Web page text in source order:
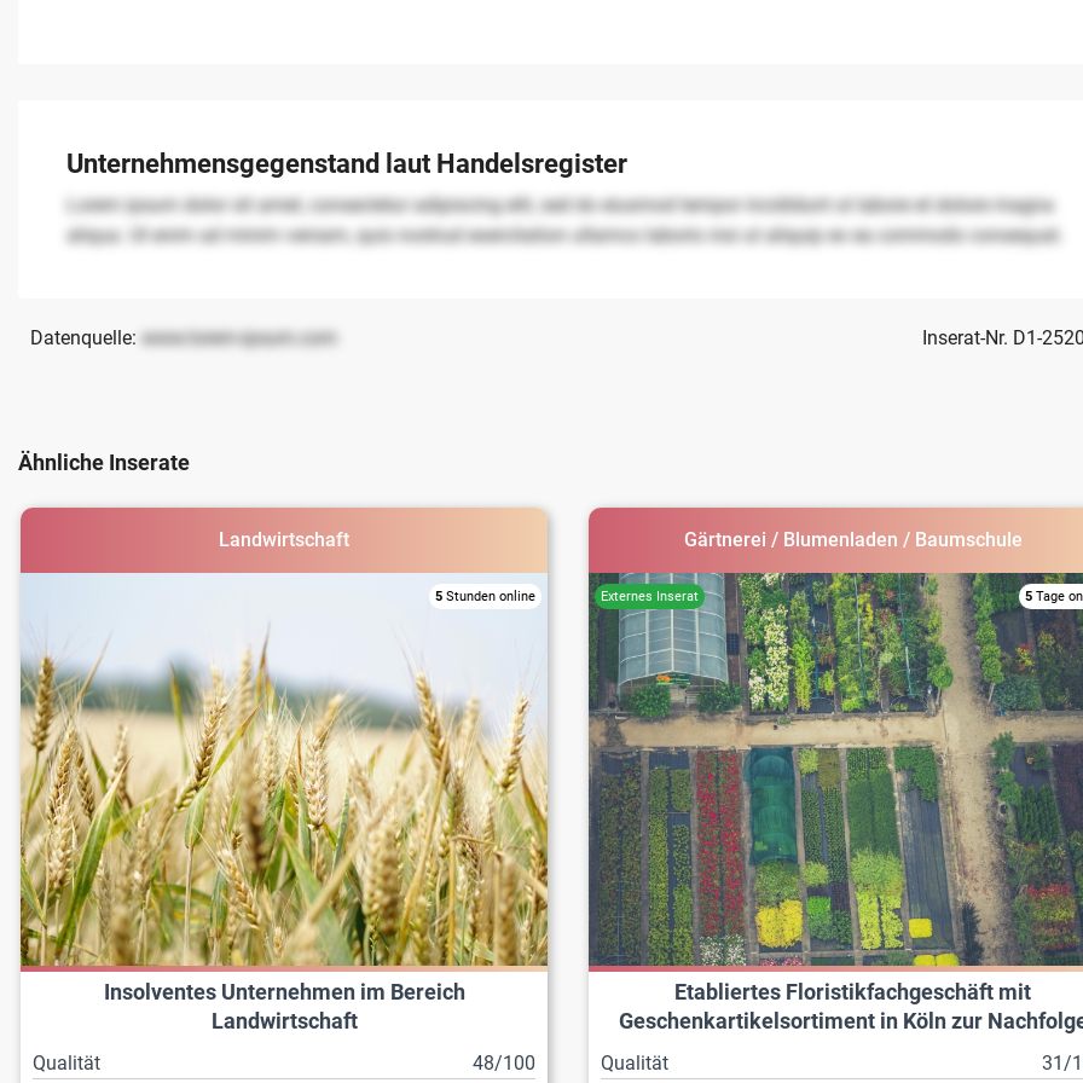
Unternehmensgegenstand laut Handelsregister
Lorem ipsum dolor sit amet, consectetur adipiscing elit, sed do eiusmod tempor incididunt ut labore et dolore magna
aliqua. Ut enim ad minim veniam, quis nostrud exercitation ullamco laboris nisi ut aliquip ex ea commodo consequat.
Datenquelle: www.lorem-ipsum.com Inserat-Nr. D1-
Ähnliche Inserate
Landwirtschaft
5 Stunden online
Insolventes Unternehmen im Bereich
Landwirtschaft
Qualität
48/100
Gärtnerei / Blumenladen / Baumschule
5Tage
Etabliertes Floristikfachgeschäft mit
Geschenkartikelsortiment in Köln zur
Qualität
31/